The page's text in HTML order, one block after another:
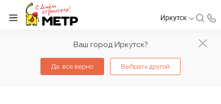
Ваш город Иркутск?
Да, все верно Выбрать другой
Иркутск